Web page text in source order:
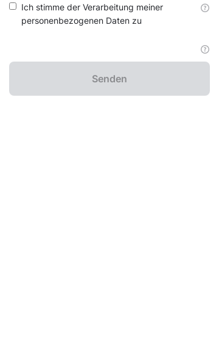
Ich stimme der Verarbeitung meiner
personenbezogenen Daten zu
Senden